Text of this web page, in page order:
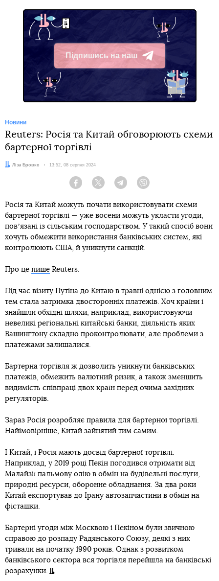
Підпишись на наш
Telegram
Новини
Reuters: Росія та Китай обговорюють схеми
бартерної торгівлі
Автор:
Ліза Бровко Дата:
13:52, 08 серпня 2024
Facebook Twitter Telegram
Росія та Китай можуть почати використовувати схеми
бартерної торгівлі — уже восени можуть укласти угоди,
повʼязані із сільським господарством. У такий спосіб вони
хочуть обмежити використання банківських систем, які
контролюють США, й уникнути санкцій.
Про це пише Reuters.
Під час візиту Путіна до Китаю в травні однією з головним
тем стала затримка двосторонніх платежів. Хоч країни і
знайшли обхідні шляхи, наприклад, використовуючи
невеликі регіональні китайські банки, діяльність яких
Вашингтону складно проконтролювати, але проблеми з
платежами залишалися.
Бартерна торгівля ж дозволить уникнути банківських
платежів, обмежить валютний ризик, а також зменшить
видимість співпраці двох країн перед очима західних
регуляторів.
Зараз Росія розробляє правила для бартерної торгівлі.
Найімовірніше, Китай зайнятий тим самим.
І Китай, і Росія мають досвід бартерної торгівлі.
Наприклад, у 2019 році Пекін погодився отримати від
Малайзії пальмову олію в обмін на будівельні послуги,
природні ресурси, оборонне обладнання. За два роки
Китай експортував до Ірану автозапчастини в обмін на
фісташки.
Бартерні угоди між Москвою і Пекіном були звичною
справою до розпаду Радянського Союзу, деякі з них
тривали на початку 1990 років. Однак з розвитком
банківського сектора вся торгівля перейшла на банківські
розрахунки.